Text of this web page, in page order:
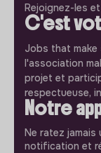
Rejoignez-les
C'est
Jobs that
l'association
projet et
respectueuse,
Notre
Ne ratez jamais
notification et